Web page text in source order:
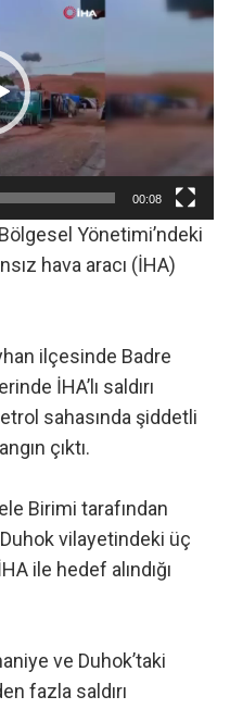
00:08
Yönetimi’ndeki
hava aracı (İHA)
ilçesinde Badre
İHA’lı saldırı
sahasında şiddetli
çıktı.
Birimi tarafından
Duhok vilayetindeki üç
ile hedef alındığı
ve Duhok’taki
fazla saldırı